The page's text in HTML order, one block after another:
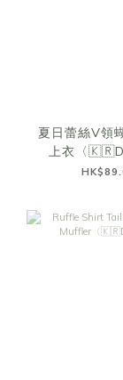
夏日蕾絲V領
上衣〈